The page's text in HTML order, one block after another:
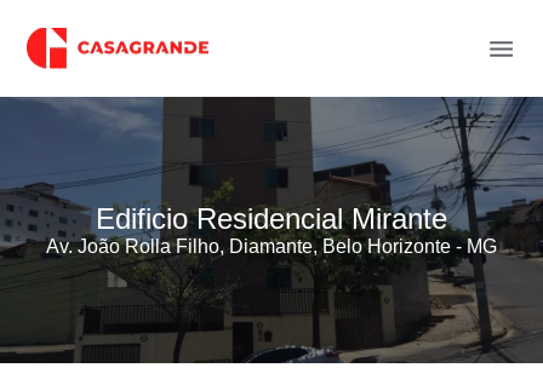
Edificio Residencial Mirante
Av. João Rolla Filho, Diamante, Belo Horizonte - MG